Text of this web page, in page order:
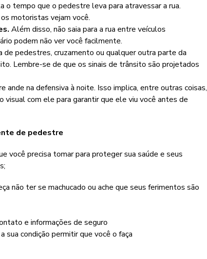
o tempo que o pedestre leva para atravessar a rua.
motoristas vejam você.
Além disso, não saia para a rua entre veículos
podem não ver você facilmente.
de pedestres, cruzamento ou qualquer outra parte da
Lembre-se de que os sinais de trânsito são projetados
ande na defensiva à noite. Isso implica, entre outras coisas,
com ele para garantir que ele viu você antes de
de pedestre
você precisa tomar para proteger sua saúde e seus
não ter se machucado ou ache que seus ferimentos são
e informações de seguro
condição permitir que você o faça